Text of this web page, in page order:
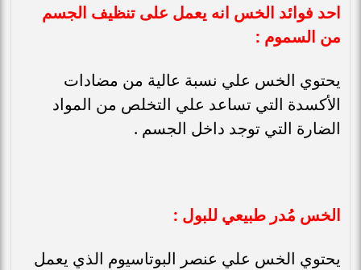
احد فوائد الخس انه يعمل على تنظيف الجسم
من السموم :
يحتوي الخس علي نسبة عالية من مضادات
الأكسدة التي تساعد علي التخلص من المواد
الضارة التي توجد داخل الجسم .
الخس مُدر طبيعي للبول :
يحتوي الخس علي عنصر البوتاسيوم الذي يعمل